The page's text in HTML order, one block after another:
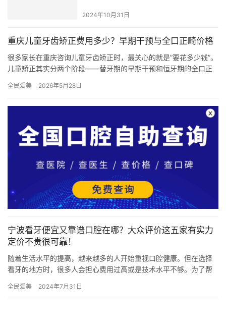
2024年10月31日
重庆儿童牙齿矫正费用多少？早期干预与全口正畸价格
很多家长在重庆咨询儿童牙齿矫正时，最关心的就是”要花多少钱”。
儿童矫正其实分两个阶段——替牙期的早期干预和恒牙期的全口正
全民爱美 2026年5月28日
宁波看牙便宜又靠谱口腔在哪？大众评价这五家有实力
定价不贵很可靠！
随着生活水平的提高，越来越多的人开始重视口腔健康。但在选择
看牙的地方时，很多人会担心费用过高或是技术水平不够。为了帮
家在宁…
全民爱美 2024年7月31日